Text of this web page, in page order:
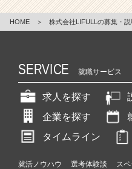
8
受付中
受付中
オンライン開催
HOME ＞ 株式会社LIFULLの募集・
SERVICE 就職サービス
求人を探す
企業を探す
タイムライン
就活ノウハウ 選考体験談 ス